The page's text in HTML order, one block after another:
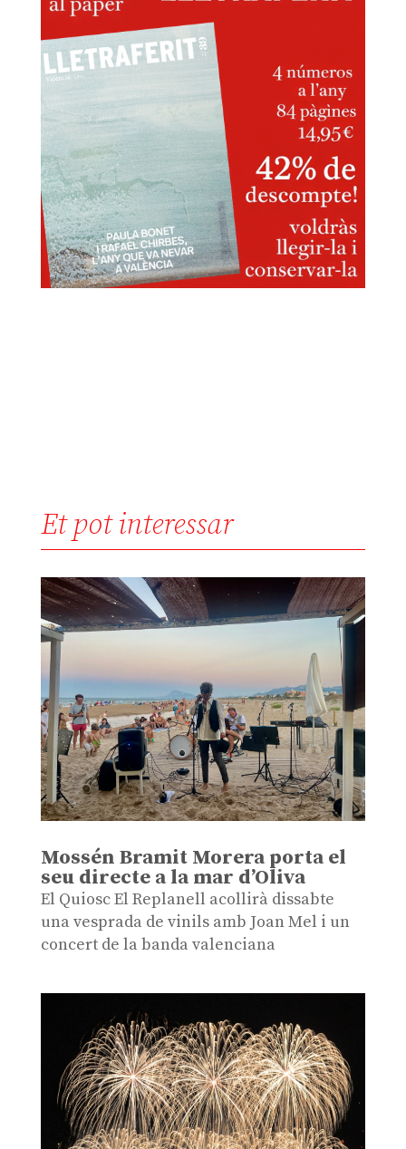
Et pot interessar
Mossén Bramit Morera porta el
seu directe a la mar d’Oliva
El Quiosc El Replanell acollirà dissabte
una vesprada de vinils amb Joan Mel i un
concert de la banda valenciana